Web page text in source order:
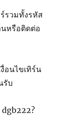
รวมทั้งรหัส
นหรือติดต่อ
อนไขเทิร์น
รับ
dgb222?